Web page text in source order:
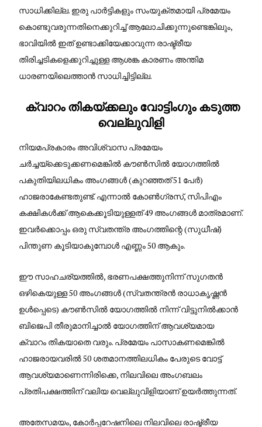
സാധിക്കില്ല. ഇരു പാർട്ടികളും സംയുക്തമായി പ്രമേയം
കൊണ്ടുവരുന്നതിനെക്കുറിച്ച് ആലോചിക്കുന്നുണ്ടെങ്കിലും,
ഭാവിയിൽ ഇത് ഉണ്ടാക്കിയേക്കാവുന്ന രാഷ്ട്രീയ
തിരിച്ചടികളെക്കുറിച്ചുള്ള ആശങ്ക കാരണം അന്തിമ
ധാരണയിലെത്താൻ സാധിച്ചിട്ടില്ല.
ക്വാറം തികയ്ക്കലും വോട്ടിംഗും കടുത്ത
വെല്ലുവിളി
നിയമപ്രകാരം അവിശ്വാസ പ്രമേയം
ചർച്ചയ്ക്കെടുക്കണമെങ്കിൽ കൗൺസിൽ യോഗത്തിൽ
പകുതിയിലധികം അംഗങ്ങൾ (കുറഞ്ഞത് 51 പേർ)
ഹാജരാകേണ്ടതുണ്ട്. എന്നാൽ കോൺഗ്രസ്, സിപിഎം
കക്ഷികൾക്ക് ആകെക്കൂടിയുള്ളത് 49 അംഗങ്ങൾ മാത്രമാണ്.
ഇവർക്കൊപ്പം ഒരു സ്വതന്ത്ര അംഗത്തിന്റെ (സുധീഷ്)
പിന്തുണ കൂടിയാകുമ്പോൾ എണ്ണം 50 ആകും.
ഈ സാഹചര്യത്തിൽ, ഭരണപക്ഷത്തുനിന്ന് സുഗതൻ
ഒഴികെയുള്ള 50 അംഗങ്ങൾ (സ്വതന്ത്രൻ രാധാകൃഷ്ണൻ
ഉൾപ്പെടെ) കൗൺസിൽ യോഗത്തിൽ നിന്ന് വിട്ടുനിൽക്കാൻ
ബിജെപി തീരുമാനിച്ചാൽ യോഗത്തിന് ആവശ്യമായ
ക്വാറം തികയാതെ വരും. പ്രമേയം പാസാകണമെങ്കിൽ
ഹാജരായവരിൽ 50 ശതമാനത്തിലധികം പേരുടെ വോട്ട്
ആവശ്യമാണെന്നിരിക്കെ, നിലവിലെ അംഗബലം
പ്രതിപക്ഷത്തിന് വലിയ വെല്ലുവിളിയാണ് ഉയർത്തുന്നത്.
അതേസമയം, കോർപ്പറേഷനിലെ നിലവിലെ രാഷ്ട്രീയ